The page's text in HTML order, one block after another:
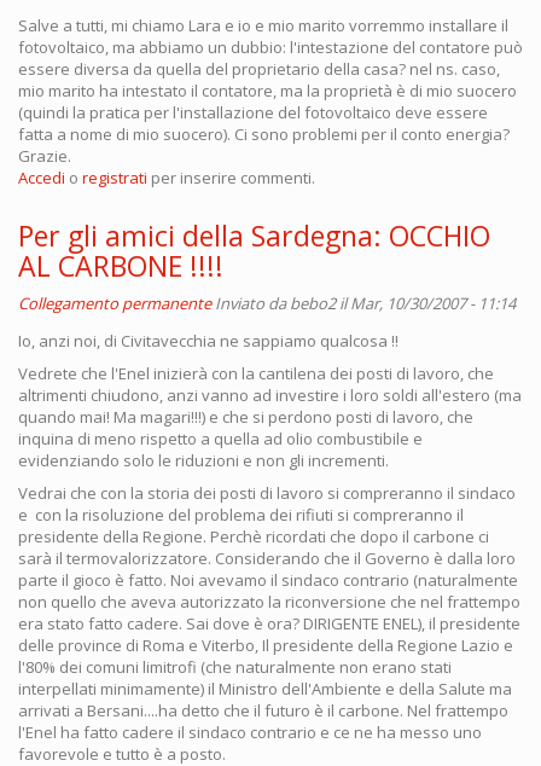
Salve a tutti, mi chiamo Lara e io e mio marito vorremmo installare il
fotovoltaico, ma abbiamo un dubbio: l'intestazione del contatore può
essere diversa da quella del proprietario della casa? nel ns. caso,
mio marito ha intestato il contatore, ma la proprietà è di mio suocero
(quindi la pratica per l'installazione del fotovoltaico deve essere
fatta a nome di mio suocero). Ci sono problemi per il conto energia?
Grazie.
Accedi o registrati per inserire commenti.
Per gli amici della Sardegna: OCCHIO
AL CARBONE !!!!
Collegamento permanente Inviato dabebo2il Mar, 10/30/2007 - 11:14
Io, anzi noi, di Civitavecchia ne sappiamo qualcosa !!
Vedrete che l'Enel inizierà con la cantilena dei posti di lavoro, che
altrimenti chiudono, anzi vanno ad investire i loro soldi all'estero (ma
quando mai! Ma magari!!!) e che si perdono posti di lavoro, che
inquina di meno rispetto a quella ad olio combustibile e
evidenziando solo le riduzioni e non gli incrementi.
Vedrai che con la storia dei posti di lavoro si compreranno il sindaco
e con la risoluzione del problema dei rifiuti si compreranno il
presidente della Regione. Perchè ricordati che dopo il carbone ci
sarà il termovalorizzatore. Considerando che il Governo è dalla loro
parte il gioco è fatto. Noi avevamo il sindaco contrario (naturalmente
non quello che aveva autorizzato la riconversione che nel frattempo
era stato fatto cadere. Sai dove è ora? DIRIGENTE ENEL), il presidente
delle province di Roma e Viterbo, Il presidente della Regione Lazio e
l'80% dei comuni limitrofi (che naturalmente non erano stati
interpellati minimamente) il Ministro dell'Ambiente e della Salute ma
arrivati a Bersani....ha detto che il futuro è il carbone. Nel frattempo
l'Enel ha fatto cadere il sindaco contrario e ce ne ha messo uno
favorevole e tutto è a posto.